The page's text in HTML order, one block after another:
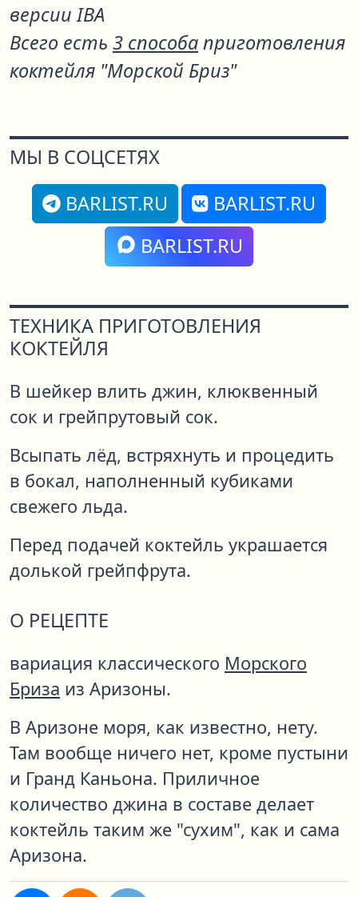
версии IBA
Всего есть 3 способаприготовления
коктейля "Морской Бриз"
МЫ В СОЦСЕТЯХ
BARLIST.RU
BARLIST.RU
BARLIST.RU
ТЕХНИКА ПРИГОТОВЛЕНИЯ
КОКТЕЙЛЯ
В шейкер влить джин, клюквенный
сок и грейпрутовый сок.
Всыпать лёд, встряхнуть и процедить
в бокал, наполненный кубиками
свежего льда.
Перед подачей коктейль украшается
долькой грейпфрута.
О РЕЦЕПТЕ
вариация классического Морского
Бриза из Аризоны.
В Аризоне моря, как известно, нету.
Там вообще ничего нет, кроме пустыни
и Гранд Каньона. Приличное
количество джина в составе делает
коктейль таким же "сухим", как и сама
Аризона.